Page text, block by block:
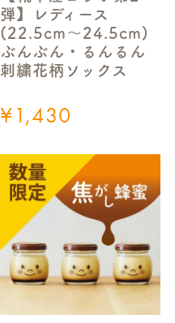
弾】レディース
(22.5cm～24.5cm)
ぶんぶん・るんるん
刺繍花柄ソックス
¥1,430